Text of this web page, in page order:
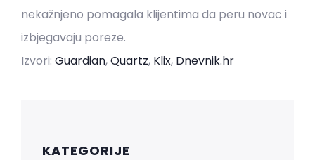
nekažnjeno pomagala klijentima da peru novac i
izbjegavaju poreze.
Izvori: Guardian,Quartz, Klix, Dnevnik.hr
KATEGORIJE